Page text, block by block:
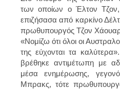
των οποίων ο Έλτον
επιζήσασα από καρκίνο
πρωθυπουργός Τζον
«Νομίζω ότι όλοι οι
της εύχονται τα
βρέθηκε αντιμέτωπη με
μέσα ενημέρωσης,
Μπρακς, τότε